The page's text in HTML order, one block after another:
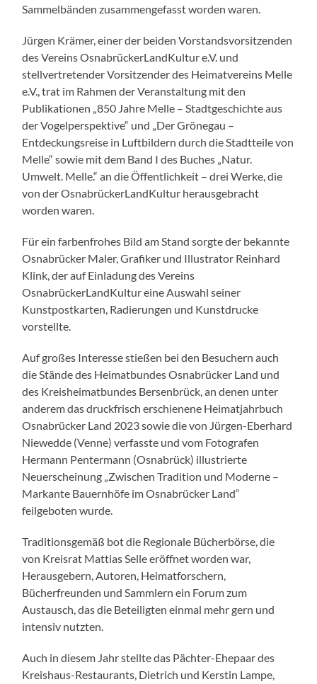
Sammelbänden zusammengefasst worden waren.
Jürgen Krämer, einer der beiden Vorstandsvorsitzenden
des Vereins OsnabrückerLandKultur e.V. und
stellvertretender Vorsitzender des Heimatvereins Melle
e.V., trat im Rahmen der Veranstaltung mit den
Publikationen „850 Jahre Melle – Stadtgeschichte aus
der Vogelperspektive“ und „Der Grönegau –
Entdeckungsreise in Luftbildern durch die Stadtteile von
Melle“ sowie mit dem Band I des Buches „Natur.
Umwelt. Melle.“ an die Öffentlichkeit – drei Werke, die
von der OsnabrückerLandKultur herausgebracht
worden waren.
Für ein farbenfrohes Bild am Stand sorgte der bekannte
Osnabrücker Maler, Grafiker und Illustrator Reinhard
Klink, der auf Einladung des Vereins
OsnabrückerLandKultur eine Auswahl seiner
Kunstpostkarten, Radierungen und Kunstdrucke
vorstellte.
Auf großes Interesse stießen bei den Besuchern auch
die Stände des Heimatbundes Osnabrücker Land und
des Kreisheimatbundes Bersenbrück, an denen unter
anderem das druckfrisch erschienene Heimatjahrbuch
Osnabrücker Land 2023 sowie die von Jürgen-Eberhard
Niewedde (Venne) verfasste und vom Fotografen
Hermann Pentermann (Osnabrück) illustrierte
Neuerscheinung „Zwischen Tradition und Moderne –
Markante Bauernhöfe im Osnabrücker Land“
feilgeboten wurde.
Traditionsgemäß bot die Regionale Bücherbörse, die
von Kreisrat Mattias Selle eröffnet worden war,
Herausgebern, Autoren, Heimatforschern,
Bücherfreunden und Sammlern ein Forum zum
Austausch, das die Beteiligten einmal mehr gern und
intensiv nutzten.
Auch in diesem Jahr stellte das Pächter-Ehepaar des
Kreishaus-Restaurants, Dietrich und Kerstin Lampe,